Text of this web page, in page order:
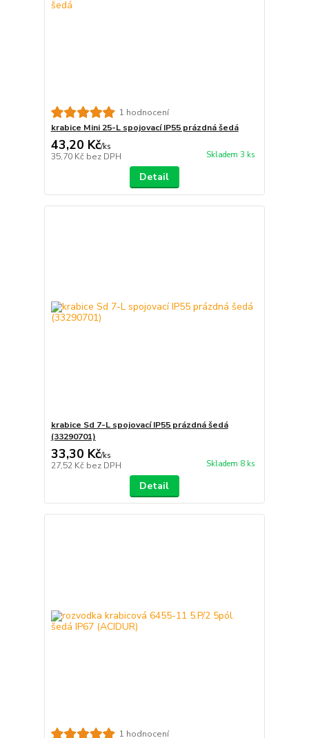
1 hodnocení
krabice Mini 25-L spojovací IP55 prázdná šedá
43,20 Kč/ks
35,70 Kč bez DPH Skladem 3 ks
Detail
krabice Sd 7-L spojovací IP55 prázdná šedá
(33290701)
33,30 Kč/ks
27,52 Kč bez DPH Skladem 8 ks
Detail
1 hodnocení